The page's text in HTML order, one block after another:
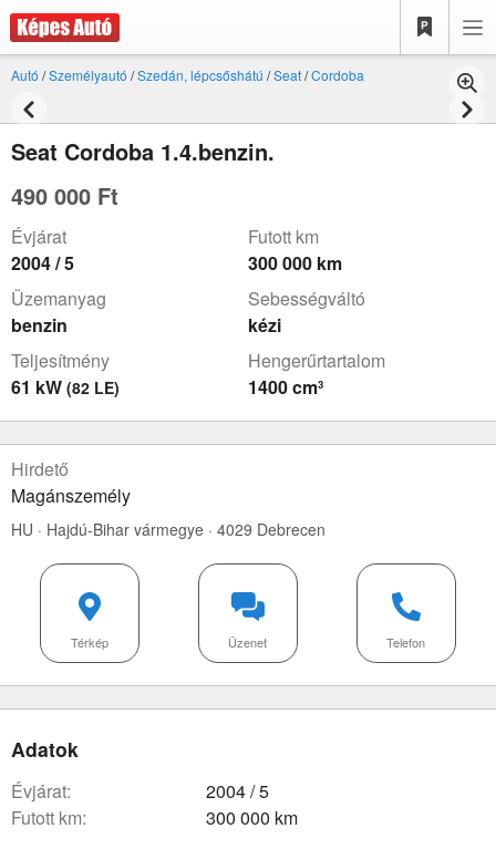
Autó /Személyautó /Szedán, lépcsőshátú /Seat/Cordoba
Seat Cordoba 1.4.benzin.
490 000 Ft
Évjárat
2004 / 5
Futott km
300 000 km
Üzemanyag
benzin
Sebességváltó
kézi
Teljesítmény
61 kW (82 LE)
Hengerűrtartalom
1400 cm³
Hirdető
Magánszemély
HU · Hajdú-Bihar vármegye · 4029 Debrecen
Telefon
Üzenet
Térkép
Adatok
évjárat:
2004 / 5
futott km:
300 000 km